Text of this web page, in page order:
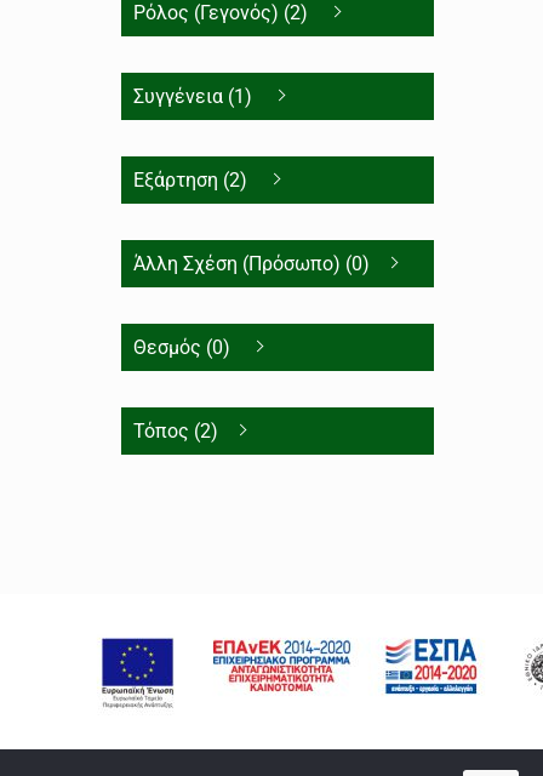
Ρόλος (Γεγονός) (2)
Συγγένεια (1)
Εξάρτηση (2)
Άλλη Σχέση (Πρόσωπο) (0)
Θεσμός (0)
Τόπος (2)